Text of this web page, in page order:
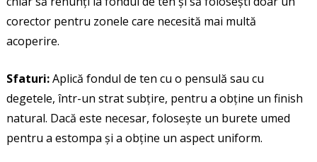
corector pentru zonele care necesită mai multă
acoperire.
Sfaturi:Aplică fondul de ten cu o pensulă sau cu
degetele, într-un strat subțire, pentru a obține un finish
natural. Dacă este necesar, folosește un burete umed
pentru a estompa și a obține un aspect uniform.